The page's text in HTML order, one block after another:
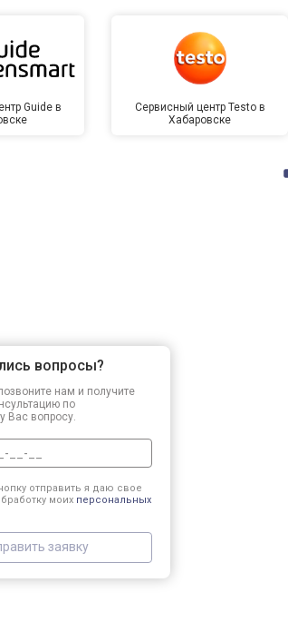
Guide в
Сервисный центр Testo в
Хабаровске
вопросы?
нам и получите
по
Вас вопросу.
отправить я даю свое
моих персональных
заявку